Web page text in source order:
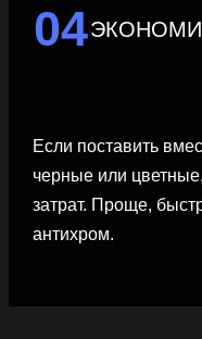
04
Если поставить
черные или
затрат. Проще,
антихром.